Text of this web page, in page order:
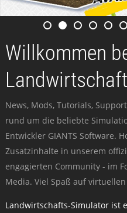
Willkommen
News, Mods, Tutorials,
rund um die beliebte
Entwickler GIANTS Software.
Zusatzinhalte in unserem
engagierten Community - im
Media. Viel Spaß auf
Landwirtschafts-Simulator ist